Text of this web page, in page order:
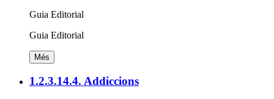
Guia Editorial
Guia Editorial
Més
1.2.3.14.4. Addiccions